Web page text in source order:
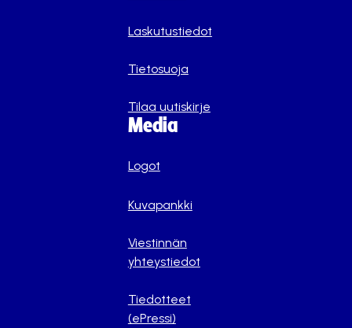
Laskutustiedot
Tietosuoja
Tilaa uutiskirje
Media
Logot
Kuvapankki
Viestinnän
yhteystiedot
Tiedotteet
(ePressi)